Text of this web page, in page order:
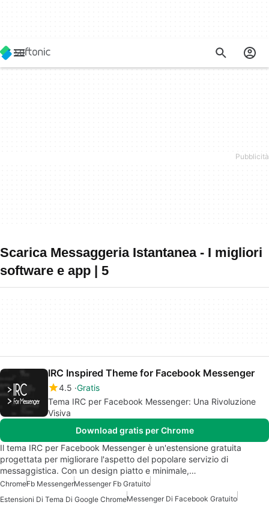
Scarica Messaggeria Istantanea - I migliori
software e app | 5
IRC Inspired Theme for Facebook Messenger
4.5 Gratis
Tema IRC per Facebook Messenger: Una Rivoluzione
Visiva
Download gratis per Chrome
Il tema IRC per Facebook Messenger è un'estensione gratuita
progettata per migliorare l'aspetto del popolare servizio di
messaggistica. Con un design piatto e minimale,…
ChromeFb MessengerMessenger Fb Gratuito
Estensioni Di Tema Di Google ChromeMessenger Di Facebook Gratuito